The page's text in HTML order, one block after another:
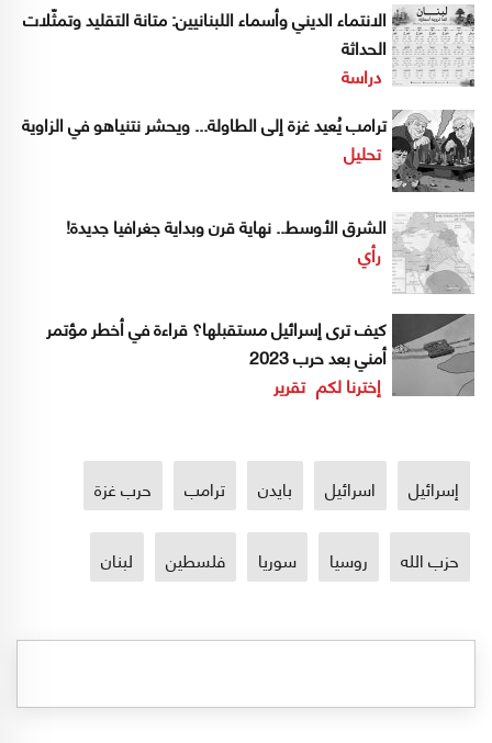
الانتماء الديني وأسماء اللبنانيين: متانة التقليد وتمثّلات
الحداثة
دراسة
ترامب يُعيد غزة إلى الطاولة... ويحشر نتنياهو في الزاوية
تحليل
الشرق الأوسط.. نهاية قرن وبداية جغرافيا جديدة!
رأي
كيف ترى إسرائيل مستقبلها؟ قراءة في أخطر مؤتمر
أمني بعد حرب 2023
إخترنا لكم تقرير
إسرائيل اسرائيل بايدن ترامب حرب غزة
حزب الله روسيا سوريا فلسطين لبنان